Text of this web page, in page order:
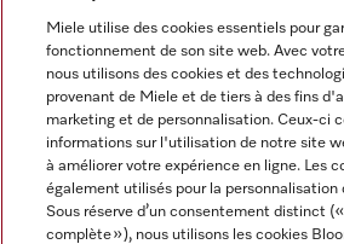
Miele sur Instagram
Miele sur Facebook
Miele sur Youtube
Miele utilise des cookies essentiels pour
fonctionnement de son site web. Avec
nous utilisons des cookies et des
provenant de Miele et de tiers à des fins
marketing et de personnalisation. Ceux-ci
informations sur l'utilisation de notre site
à améliorer votre expérience en ligne. Les
également utilisés pour la personnalisation
Sous réserve d’un consentement distinct
complète »), nous utilisons les cookies